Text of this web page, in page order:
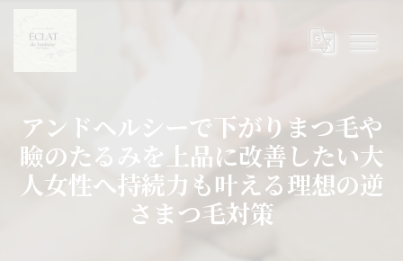
アンドヘルシーで下がりまつ毛や
瞼のたるみを上品に改善したい大
人女性へ持続力も叶える理想の逆
さまつ毛対策